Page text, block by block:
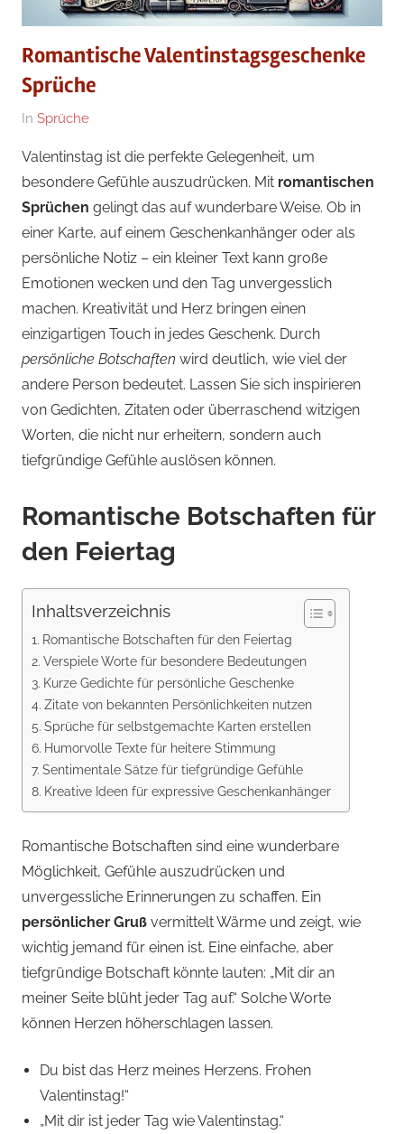
Romantische Valentinstagsgeschenke
Sprüche
Am
Von
Redakteur
In Sprüche
Valentinstag ist die perfekte Gelegenheit, um
besondere Gefühle auszudrücken. Mit romantischen
Sprüchen gelingt das auf wunderbare Weise. Ob in
einer Karte, auf einem Geschenkanhänger oder als
persönliche Notiz – ein kleiner Text kann große
Emotionen wecken und den Tag unvergesslich
machen. Kreativität und Herz bringen einen
einzigartigen Touch in jedes Geschenk. Durch
persönliche Botschaften wird deutlich, wie viel der
andere Person bedeutet. Lassen Sie sich inspirieren
von Gedichten, Zitaten oder überraschend witzigen
Worten, die nicht nur erheitern, sondern auch
tiefgründige Gefühle auslösen können.
Romantische Botschaften für
den Feiertag
Inhaltsverzeichnis
Romantische Botschaften für den Feiertag
Verspiele Worte für besondere Bedeutungen
Kurze Gedichte für persönliche Geschenke
Zitate von bekannten Persönlichkeiten nutzen
Sprüche für selbstgemachte Karten erstellen
Humorvolle Texte für heitere Stimmung
Sentimentale Sätze für tiefgründige Gefühle
Kreative Ideen für expressive Geschenkanhänger
Romantische Botschaften sind eine wunderbare
Möglichkeit, Gefühle auszudrücken und
unvergessliche Erinnerungen zu schaffen. Ein
persönlicher Gruß vermittelt Wärme und zeigt, wie
wichtig jemand für einen ist. Eine einfache, aber
tiefgründige Botschaft könnte lauten: „Mit dir an
meiner Seite blüht jeder Tag auf.“ Solche Worte
können Herzen höherschlagen lassen.
Du bist das Herz meines Herzens. Frohen
Valentinstag!“
„Mit dir ist jeder Tag wie Valentinstag.“